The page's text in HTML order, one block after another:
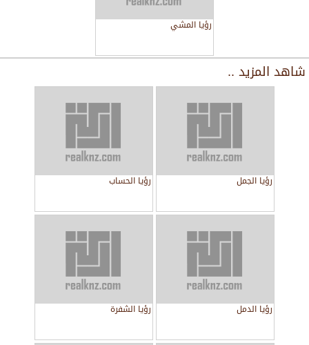
رؤيا المشي
شاهد المزيد ..
رؤيا الجمل رؤيا الحساب
رؤيا الدمل رؤيا الشفرة